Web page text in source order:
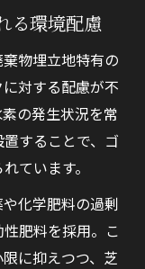
る環境配慮
物埋立地特有の
対する配慮が不
の発生状況を常
することで、ゴ
ています。
化学肥料の過剰
肥料を採用。こ
に抑えつつ、芝